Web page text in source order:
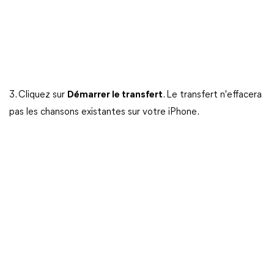
3. Cliquez sur Démarrer le transfert. Le transfert n'effacera
pas les chansons existantes sur votre iPhone.